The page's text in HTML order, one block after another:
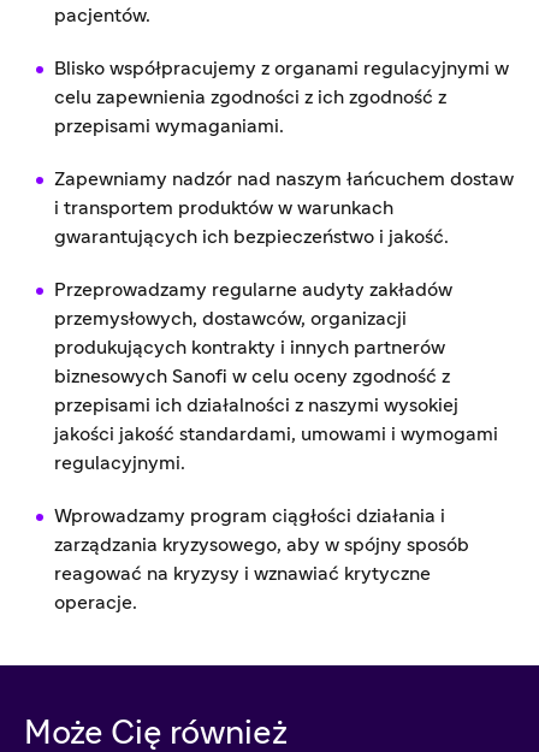
pacjentów.
Blisko współpracujemy z organami regulacyjnymi w
celu zapewnienia zgodności z ich zgodność z
przepisami wymaganiami.
Zapewniamy nadzór nad naszym łańcuchem dostaw
i transportem produktów w warunkach
gwarantujących ich bezpieczeństwo i jakość.
Przeprowadzamy regularne audyty zakładów
przemysłowych, dostawców, organizacji
produkujących kontrakty i innych partnerów
biznesowych Sanofi w celu oceny zgodność z
przepisami ich działalności z naszymi wysokiej
jakości jakość standardami, umowami i wymogami
regulacyjnymi.
Wprowadzamy program ciągłości działania i
zarządzania kryzysowego, aby w spójny sposób
reagować na kryzysy i wznawiać krytyczne
operacje.
Może Cię również